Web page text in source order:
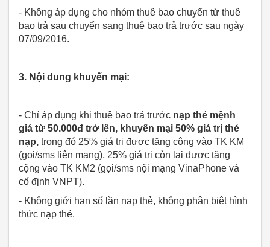
- Không áp dụng cho nhóm thuê bao chuyển từ thuê
bao trả sau chuyển sang thuê bao trả trước sau ngày
07/09/2016.
3. Nội dung khuyến mại:
- Chỉ áp dụng khi thuê bao trả trước nạp thẻ mệnh
giá từ 50.000đ trở lên, khuyến mại 50% giá trị thẻ
nạp, trong đó 25% giá trị được tặng cộng vào TK KM
(gọi/sms liên mạng), 25% giá trị còn lại được tặng
cộng vào TK KM2 (gọi/sms nội mạng VinaPhone và
cố định VNPT).
- Không giới hạn số lần nạp thẻ, không phân biệt hình
thức nạp thẻ.